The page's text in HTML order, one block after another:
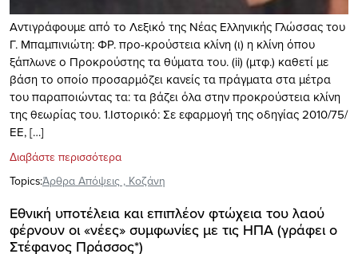
Αντιγράφουμε από το Λεξικό της Νέας Ελληνικής Γλώσσας του
Γ. Μπαμπινιώτη: ΦΡ. προ-κρούστεια κλίνη (ι) η κλίνη όπου
ξάπλωνε ο Προκρούστης τα θύµατα του. (ii) (µτφ.) καθετί µε
βάση το οποίο προσαρµόζει κανείς τα πράγµατα στα µέτρα
του παραποιώντας τα: τα βάζει όλα στην προκρούστεια κλίνη
της θεωρίας του. 1.Ιστορικό: Σε εφαρμογή της οδηγίας 2010/75/
ΕΕ, […]
Διαβάστε περισσότερα
Topics:Άρθρα Απόψεις , Κοζάνη
Εθνική υποτέλεια και επιπλέον φτώχεια του λαού
φέρνουν οι «νέες» συμφωνίες με τις ΗΠΑ (γράφει ο
Στέφανος Πράσσος*)